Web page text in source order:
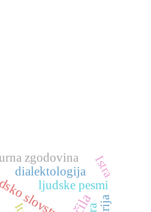
slovstvo
ljudske pesmi
dialektologija
zgodovina Istra